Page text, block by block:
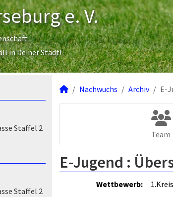
e. V.
in Deiner Stadt!
Staffel 2
Staffel 2
Nachwuchs Archiv E-
Team
E-Jugend :
Wettbewerb: